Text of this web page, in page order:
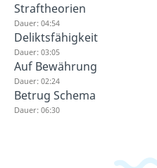
Straftheorien
Dauer: 04:54
Deliktsfähigkeit
Dauer: 03:05
Auf Bewährung
Dauer: 02:24
Betrug Schema
Dauer: 06:30